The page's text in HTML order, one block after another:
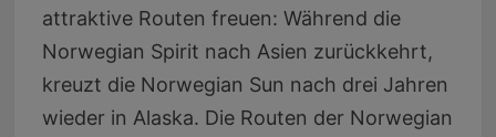
attraktive Routen freuen: Während die
Norwegian Spirit nach Asien zurückkehrt,
kreuzt die Norwegian Sun nach drei Jahren
wieder in Alaska. Die Routen der Norwegian